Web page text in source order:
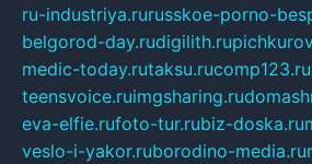
ru-industriya.rurusskoe-porno-
belgorod-day.rudigilith.ru
medic-today.rutaksu.rucomp123.ru
teensvoice.ruimgsharing.ru
eva-elfie.rufoto-tur.rubiz-doska.ru
veslo-i-yakor.ruborodino-media.ru